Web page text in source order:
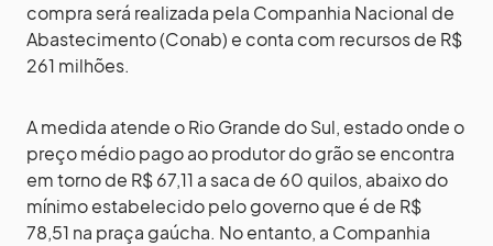
compra será realizada pela Companhia Nacional de
Abastecimento (Conab) e conta com recursos de R$
261 milhões.
A medida atende o Rio Grande do Sul, estado onde o
preço médio pago ao produtor do grão se encontra
em torno de R$ 67,11 a saca de 60 quilos, abaixo do
mínimo estabelecido pelo governo que é de R$
78,51 na praça gaúcha. No entanto, a Companhia